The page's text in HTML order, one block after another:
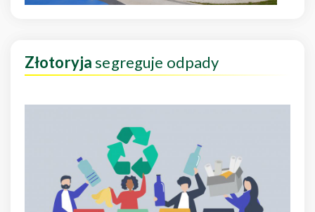
Złotoryjasegreguje odpady